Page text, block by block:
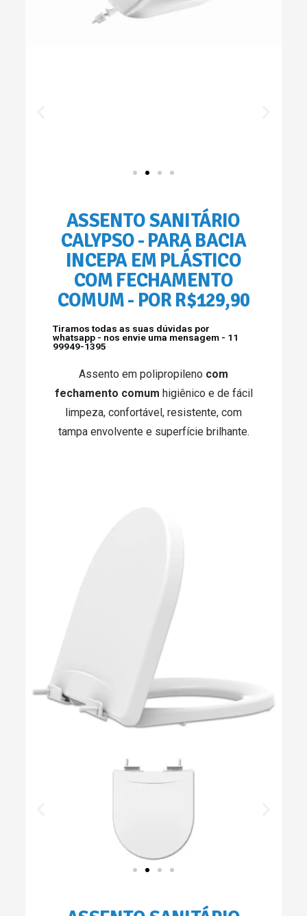
ASSENTO SANITÁRIO
CALYPSO - PARA BACIA
INCEPA EM PLÁSTICO
COM FECHAMENTO
COMUM - POR R$129,90
Tiramos todas as suas dúvidas por
whatsapp - nos envie uma mensagem - 11
99949-1395
Assento em polipropileno com
fechamento comum higiênico e de fácil
limpeza, confortável, resistente, com
tampa envolvente e superfície brilhante.